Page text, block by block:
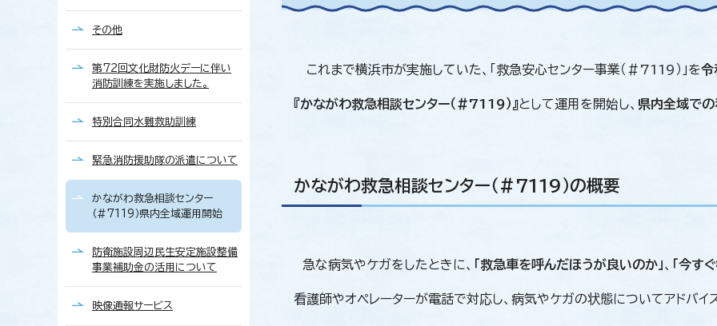
これまで横浜市が実施していた、「救急安心センター事業（＃7119）」を令
『かながわ救急相談センター（＃7119）』として運用を開始し、 県内全域で
かながわ救急相談センター（＃7119）の概要
急な病気やケガをしたときに、 「救急車を呼んだほうが良いのか」、 「今す
看護師やオペレーターが電話で対応し、病気やケガの状態についてアドバイ
その他
第72回文化財防火デーに伴い
消防訓練を実施しました。
特別合同水難救助訓練
緊急消防援助隊の派遣について
かながわ救急相談センター
（#7119）県内全域運用開始
防衛施設周辺民生安定施設整備
事業補助金の活用について
映像通報サービス